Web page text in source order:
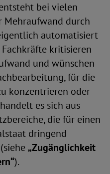
bei vielen
Mehraufwand durch
automatisiert
kritisieren
und wünschen
für die
konzentrieren oder
es sich aus
die für einen
dringend
„Zugänglichkeit
).